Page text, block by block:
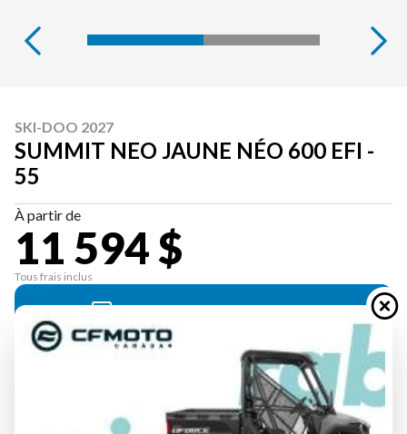
SKI-DOO 2027
SUMMIT NEO JAUNE NÉO 600 EFI -
55
À partir de
11 594 $
Tous frais inclus